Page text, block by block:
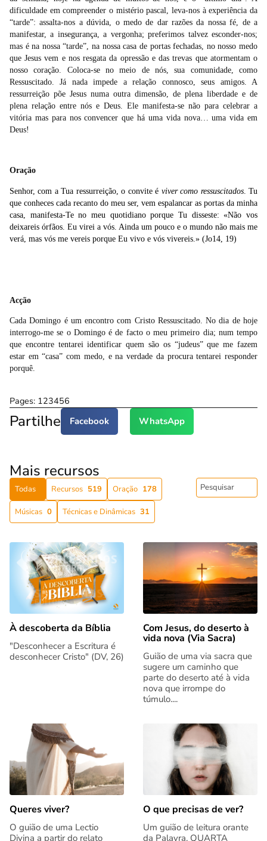
dificuldade em compreender o mistério pascal, leva-nos à experiência da
“tarde”: assalta-nos a dúvida, o medo de dar razões da nossa fé, de a
manifestar, a insegurança, a vergonha; preferimos talvez esconder-nos;
mas é na nossa “tarde”, na nossa casa de portas fechadas, no nosso medo
que Jesus vem e nos resgata da opressão e das trevas que atormentam o
nosso coração. Coloca-se no meio de nós, sua comunidade, como
Ressuscitado. Já nada impede a relação connosco, seus amigos. A
ressurreição põe Jesus numa outra dimensão, de plena liberdade e de
plena relação entre nós e Deus. Ele manifesta-se não para celebrar a
vitória mas para nos convencer que há uma vida nova… uma vida em
Deus!
Oração
Senhor, com a Tua ressurreição, o convite é viver como ressuscitados. Tu
que conheces cada recanto do meu ser, vem espalancar as portas da minha
casa, manifesta-Te no meu quotidiano porque Tu disseste: «Não vos
deixareis órfãos. Eu virei a vós. Ainda um pouco e o mundo não mais me
verá, mas vós me vereis porque Eu vivo e vós vivereis.» (Jo14, 19)
Acção
Cada Domingo é um encontro com Cristo Ressuscitado. No dia de hoje
interrogo-me se o Domingo é de facto o meu primeiro dia; num tempo
que encontre tentarei identificar quem são os “judeus” que me fazem
estar em “casa” com medo, e na verdade da procura tentarei responder
porquê.
Pages: 123456
Partilhe Facebook WhatsApp
Mais recursos
Todas Recursos 519 Oração 178
Músicas 0 Técnicas e Dinâmicas 31
À descoberta da Bíblia
"Desconhecer a Escritura é
desconhecer Cristo" (DV, 26)
Com Jesus, do deserto à
vida nova (Via Sacra)
Guião de uma via sacra que
sugere um caminho que
parte do deserto até à vida
nova que irrompe do
túmulo....
Queres viver?
O guião de uma Lectio
Divina a partir do relato
O que precisas de ver?
Um guião de leitura orante
da Palavra. QUARTA